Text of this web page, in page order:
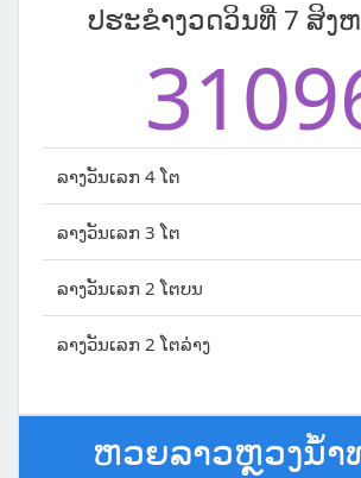
ປຮະຂຳງວດວິນທີ່ 7 ສິງຫ
ລາງວັນເລກ 4 ໂຕ
ລາງວັນເລກ 3 ໂຕ
ລາງວັນເລກ 2 ໂຕບນ
ລາງວັນເລກ 2 ໂຕລ່າງ
ຫວຍລາວຫຼວງນໍ້າ